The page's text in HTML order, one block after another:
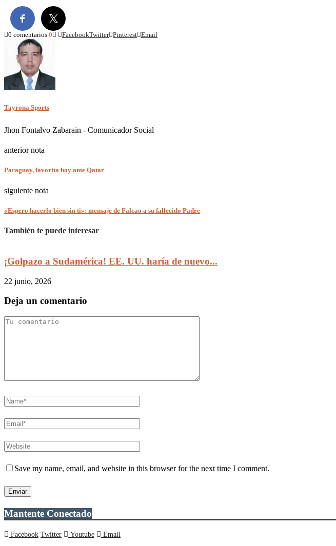
0 comentarios 0 FacebookTwitter Pinterest Email
Tayrona Sports
Jhon Fontalvo Zabarain - Comunicador Social
anterior nota
Paraguay, favorita hoy ante Qatar
siguiente nota
«Espero hacerlo bien sin ti»: mensaje de Falcao a su fallecido Padre
También te puede interesar
¡Golpazo a Sudamérica! EE. UU. haría de nuevo...
22 junio, 2026
Deja un comentario
Save my name, email, and website in this browser for the next time I comment.
Mantente Conectado
Facebook Twitter Youtube Email